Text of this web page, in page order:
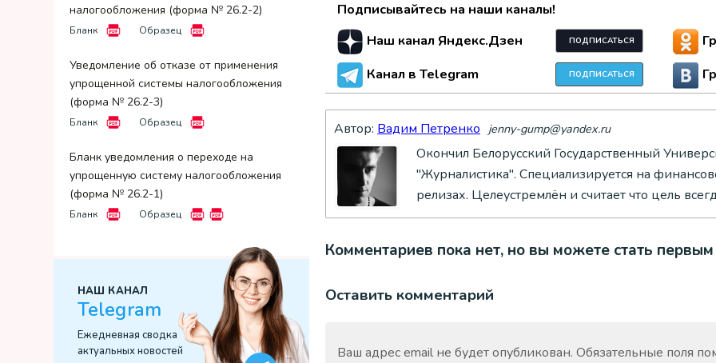
налогообложения (форма № 26.2-2)
Бланк Образец
Уведомление об отказе от применения
упрощенной системы налогообложения
(форма № 26.2-3)
Бланк Образец
Бланк уведомления о переходе на
упрощенную систему налогообложения
(форма № 26.2-1)
Бланк Образец
НАШ КАНАЛ
Telegram
Ежедневная сводка
актуальных новостей
Подписывайтесь на наши каналы!
Наш канал Яндекс.Дзен
ПОДПИСАТЬСЯ
Канал в Telegram ПОДПИСАТЬСЯ
Автор: Вадим Петренко jenny-gump@yandex.ru
Окончил Белорусский Государственный
"Журналистика". Специализируется на
релизах. Целеустремлён и считает что цель
Комментариев пока нет, но вы можете стать первым
Оставить комментарий
Ваш адрес email не будет опубликован. Обязательные поля